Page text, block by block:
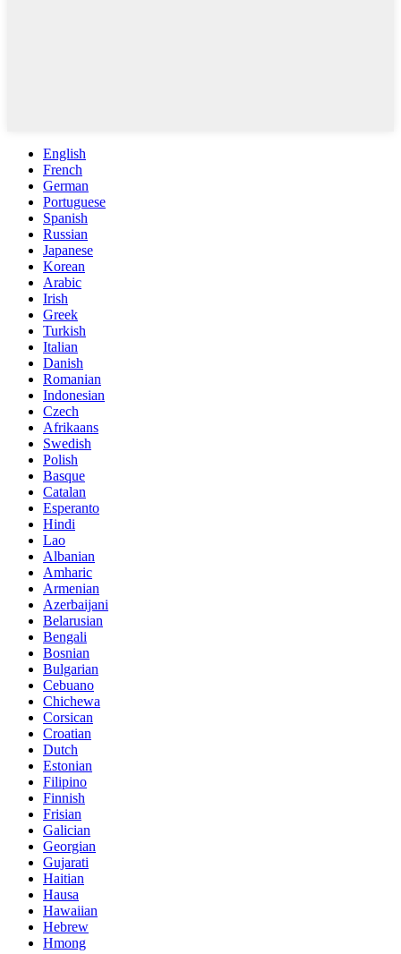
English
French
German
Portuguese
Spanish
Russian
Japanese
Korean
Arabic
Irish
Greek
Turkish
Italian
Danish
Romanian
Indonesian
Czech
Afrikaans
Swedish
Polish
Basque
Catalan
Esperanto
Hindi
Lao
Albanian
Amharic
Armenian
Azerbaijani
Belarusian
Bengali
Bosnian
Bulgarian
Cebuano
Chichewa
Corsican
Croatian
Dutch
Estonian
Filipino
Finnish
Frisian
Galician
Georgian
Gujarati
Haitian
Hausa
Hawaiian
Hebrew
Hmong